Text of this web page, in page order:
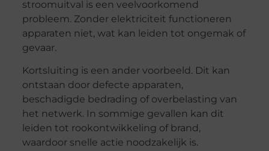
stroomuitval is een veelvoorkomend
probleem. Zonder elektriciteit functioneren
apparaten niet, wat kan leiden tot ongemak of
gevaar.
Kortsluiting is een ander voorbeeld. Dit kan
ontstaan door defecte apparaten,
beschadigde bedrading of overbelasting van
het netwerk. In sommige gevallen kan dit
leiden tot rookontwikkeling of brand,
waardoor snelle actie noodzakelijk is.